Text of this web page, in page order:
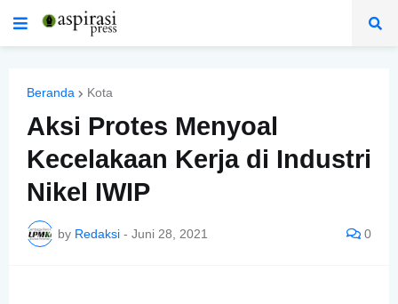
Beranda Kota
Aksi Protes Menyoal
Kecelakaan Kerja di Industri
Nikel IWIP
by Redaksi - Juni 28, 2021 0